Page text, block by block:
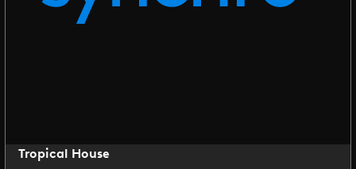
Tropical House